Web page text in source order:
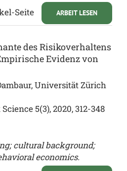
ARBEIT LESEN
Seite
des Risikoverhaltens
Evidenz von
Universität Zürich
5(3), 2020, 312-348
cultural background;
economics.